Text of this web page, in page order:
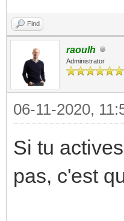
Find
raoulh
Administrator
06-11-2020,
Si tu
pas, c'est